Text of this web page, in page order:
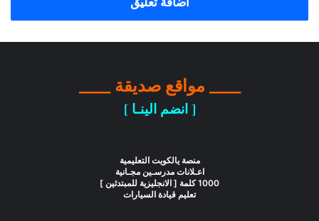
____ مواقع صديقة ____
[ انضم الينـا ]
منصة يالكويت التعليمية
اعـلانات مدرسـين مجـانية
1000 كلمة [ الانجليزية للمبتدئين ]
تعليم قيادة السيارات